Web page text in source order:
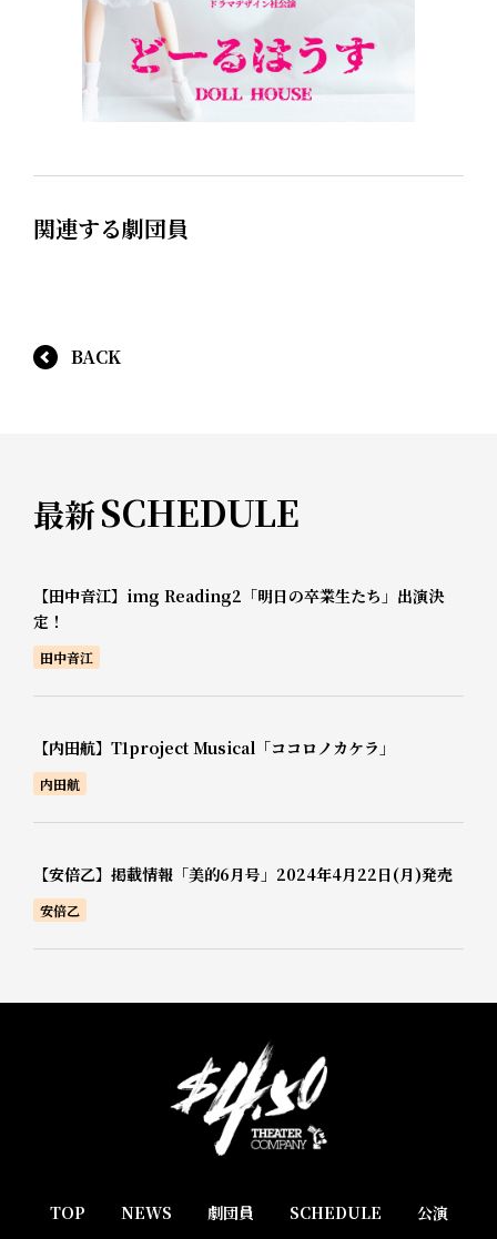
関連する劇団員
BACK
最新SCHEDULE
【田中音江】img Reading2「明日の卒業生たち」出演決
定！
田中音江
【内田航】T1project Musical「ココロノカケラ」
内田航
【安倍乙】掲載情報「美的6月号」2024年4月22日(月)発売
安倍乙
TOP NEWS 劇団員 SCHEDULE 公演